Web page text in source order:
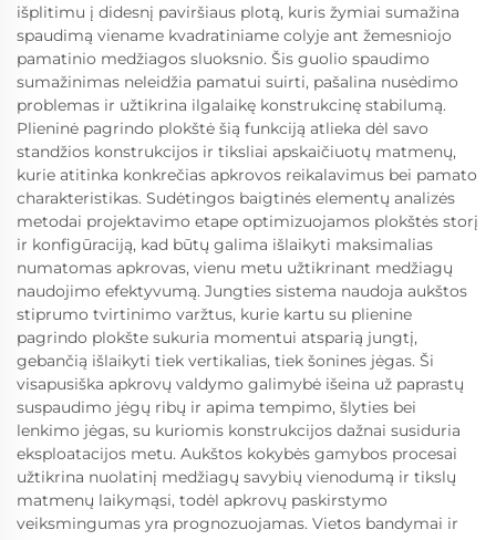
išplitimu į didesnį paviršiaus plotą, kuris žymiai sumažina
spaudimą viename kvadratiniame colyje ant žemesniojo
pamatinio medžiagos sluoksnio. Šis guolio spaudimo
sumažinimas neleidžia pamatui suirti, pašalina nusėdimo
problemas ir užtikrina ilgalaikę konstrukcinę stabilumą.
Plieninė pagrindo plokštė šią funkciją atlieka dėl savo
standžios konstrukcijos ir tiksliai apskaičiuotų matmenų,
kurie atitinka konkrečias apkrovos reikalavimus bei pamato
charakteristikas. Sudėtingos baigtinės elementų analizės
metodai projektavimo etape optimizuojamos plokštės storį
ir konfigūraciją, kad būtų galima išlaikyti maksimalias
numatomas apkrovas, vienu metu užtikrinant medžiagų
naudojimo efektyvumą. Jungties sistema naudoja aukštos
stiprumo tvirtinimo varžtus, kurie kartu su plienine
pagrindo plokšte sukuria momentui atsparią jungtį,
gebančią išlaikyti tiek vertikalias, tiek šonines jėgas. Ši
visapusiška apkrovų valdymo galimybė išeina už paprastų
suspaudimo jėgų ribų ir apima tempimo, šlyties bei
lenkimo jėgas, su kuriomis konstrukcijos dažnai susiduria
eksploatacijos metu. Aukštos kokybės gamybos procesai
užtikrina nuolatinį medžiagų savybių vienodumą ir tikslų
matmenų laikymąsi, todėl apkrovų paskirstymo
veiksmingumas yra prognozuojamas. Vietos bandymai ir